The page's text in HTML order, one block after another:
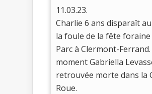
11.03.23.
Charlie 6 ans disparaît
la foule de la fête
Parc à Clermont-
moment Gabriella
retrouvée morte dans la
Roue.